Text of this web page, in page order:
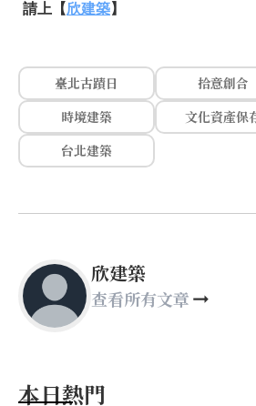
請上【欣建築】
臺北古蹟日
拾意創合
時境建築
文化資產保
台北建築
欣建築
查看所有文章
本日熱門